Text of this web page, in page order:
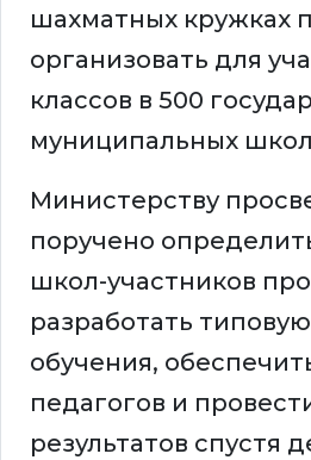
шахматных кружках
организовать для
классов в 500
муниципальных
Министерству
поручено
школ-участников
разработать
обучения,
педагогов и
результатов спустя